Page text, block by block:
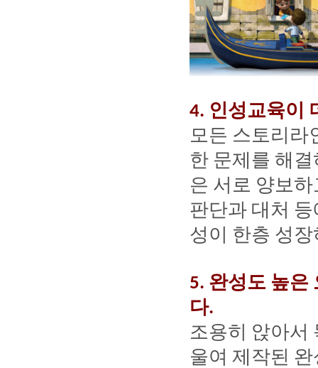
4. 인성교육이
모든 스토리라
한 문제를 해결
은 서로 양보하
판단과 대처 등
성이
한층 성장
5. 완성도 높은
다.
조용히 앉아서
울여 제작된 완